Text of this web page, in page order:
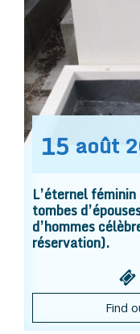
15 août
L’éternel
tombes
d’hommes
réservation).
Find